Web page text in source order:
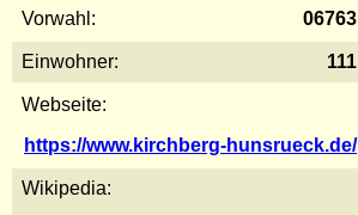
Vorwahl: 06763
Einwohner: 111
Webseite:
https://www.kirchberg-hunsrueck.de/
Wikipedia: